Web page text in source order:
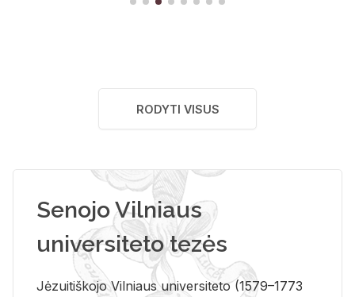
RODYTI VISUS
Senojo Vilniaus
universiteto tezės
Jėzuitiškojo Vilniaus universiteto (1579–1773